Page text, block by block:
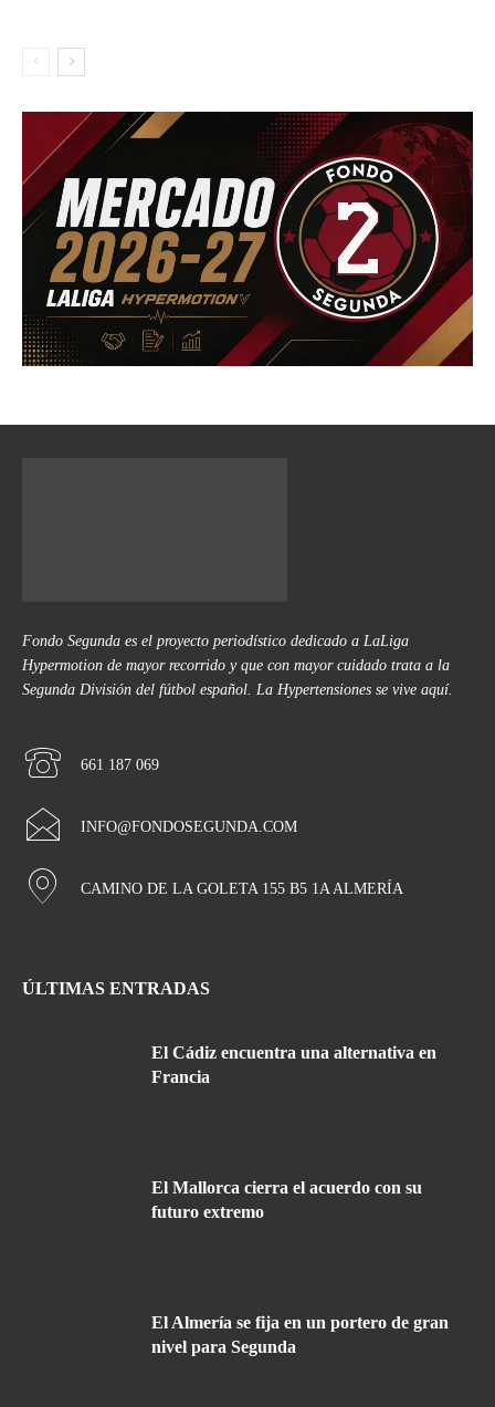
Fondo Segunda es el proyecto periodístico dedicado a LaLiga
Hypermotion de mayor recorrido y que con mayor cuidado trata a la
Segunda División del fútbol español. La Hypertensiones se vive aquí.
661 187 069
INFO@FONDOSEGUNDA.COM
CAMINO DE LA GOLETA 155 B5 1A ALMERÍA
ÚLTIMAS ENTRADAS
El Cádiz encuentra una alternativa en
Francia
El Mallorca cierra el acuerdo con su
futuro extremo
El Almería se fija en un portero de gran
nivel para Segunda